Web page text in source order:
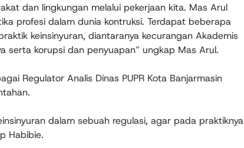
dan lingkungan melalui pekerjaan kita. Mas Arul
profesi dalam dunia kontruksi. Terdapat beberapa
keinsinyuran, diantaranya kecurangan Akademis
serta korupsi dan penyuapan” ungkap Mas Arul.
Regulator Analis Dinas PUPR Kota Banjarmasin
dalam sebuah regulasi, agar pada praktiknya
Habibie.